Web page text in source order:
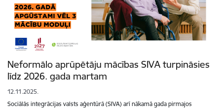
Neformālo aprūpētāju mācības SIVA turpināsies
līdz 2026. gada martam
12.11.2025.
Sociālās integrācijas valsts aģentūrā (SIVA) arī nākamā gada pirmajos